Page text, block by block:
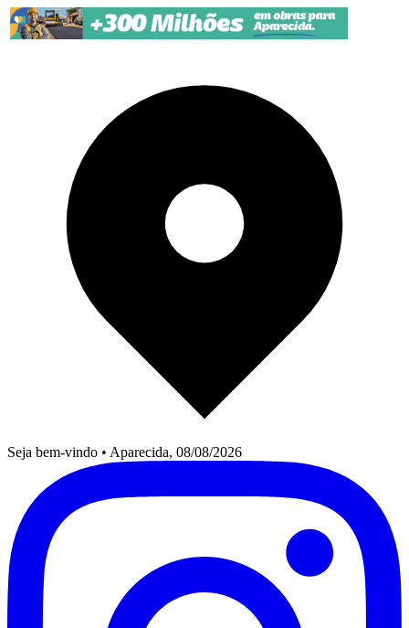
Pular para o conteúdo
Seja bem-vindo • Aparecida, 08/08/2026